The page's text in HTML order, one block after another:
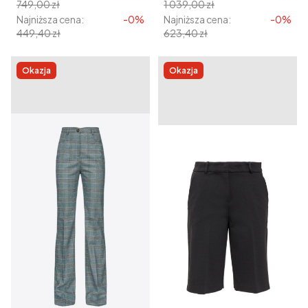
749,00 zł
Najniższa cena:
449,40 zł
-0%
1 039,00 zł
Najniższa cena:
623,40 zł
-0%
Okazja Okazja